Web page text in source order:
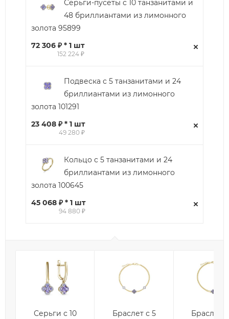
Серьги-пусеты с 10 танзанитами и
48 бриллиантами из лимонного
золота 95899
72 306 ₽ * 1 шт
152 224 ₽
Подвеска с 5 танзанитами и 24
бриллиантами из лимонного
золота 101291
23 408 ₽ * 1 шт
49 280 ₽
Кольцо с 5 танзанитами и 24
бриллиантами из лимонного
золота 100645
45 068 ₽ * 1 шт
94 880 ₽
Серьги с 10
Браслет с 5
Браслет